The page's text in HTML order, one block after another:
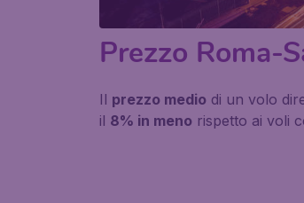
Prezzo Roma-
Il prezzo medio di un volo
il 8% in meno rispetto ai voli